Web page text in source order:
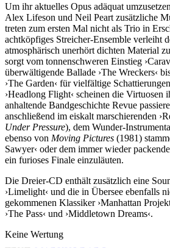
Um ihr aktuelles Opus adäquat
Alex Lifeson und Neil Peart zusätzliche
treten zum ersten Mal nicht als Trio in
achtköpfiges Streicher-Ensemble verleiht
atmosphärisch unerhört dichten Material
sorgt vom tonnenschweren Einstieg
überwältigende Ballade ›The Wreckers‹
›The Garden‹ für vielfältige
›Headlong Flight‹ scheinen die Virtuosen
anhaltende Bandgeschichte Revue
anschließend im eiskalt marschierenden
Under Pressure), dem Wunder-
ebenso von Moving Pictures (1981)
Sawyer‹ oder dem immer wieder
ein furioses Finale einzuläuten.
Die Dreier-CD enthält zusätzlich eine
›Limelight‹ und die in Übersee ebenfalls
gekommenen Klassiker ›Manhattan
›The Pass‹ und ›Middletown Dreams‹.
Keine Wertung